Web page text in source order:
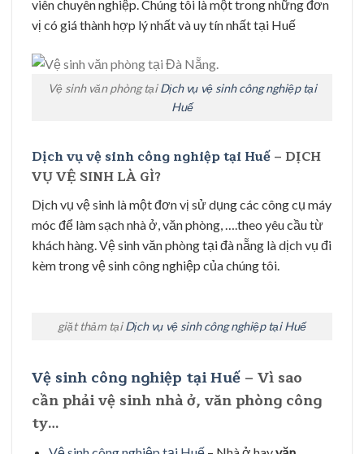
viên chuyên nghiệp. Chúng tôi là một trong những đơn
vị có giá thành hợp lý nhất và uy tín nhất tại Huế
Vệ sinh văn phòng tạiDịch vụ vệ sinh công nghiệp tại
Huế
Dịch vụ vệ sinh công nghiệp tại Huế– DỊCH
VỤ VỆ SINH LÀ GÌ?
Dịch vụ vệ sinh là một đơn vị sử dụng các công cụ máy
móc để làm sạch nhà ở, văn phòng, ….theo yêu cầu từ
khách hàng. Vệ sinh văn phòng tại đà nẵng là dịch vụ đi
kèm trong vệ sinh công nghiệp của chúng tôi.
giặt thảm tạiDịch vụ vệ sinh công nghiệp tại Huế
Vệ sinh công nghiệp tại Huế – Vì sao
cần phải vệ sinh nhà ở, văn phòng công
ty…